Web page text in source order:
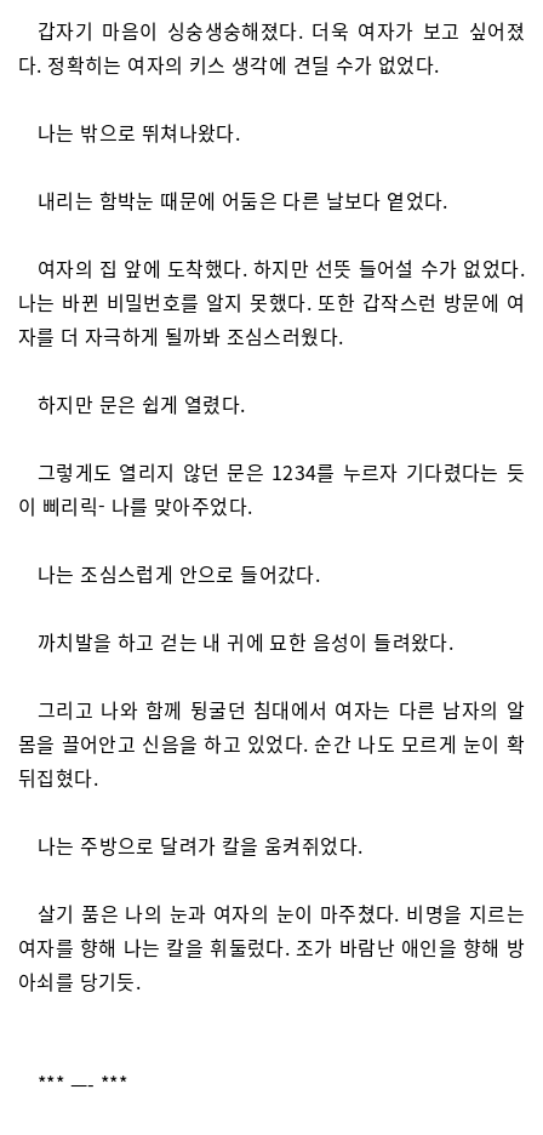
갑자기 마음이 싱숭생숭해졌다. 더욱 여자가 보고 싶어졌
다. 정확히는 여자의 키스 생각에 견딜 수가 없었다.
나는 밖으로 뛰쳐나왔다.
내리는 함박눈 때문에 어둠은 다른 날보다 옅었다.
여자의 집 앞에 도착했다. 하지만 선뜻 들어설 수가 없었다.
나는 바뀐 비밀번호를 알지 못했다. 또한 갑작스런 방문에 여
자를 더 자극하게 될까봐 조심스러웠다.
하지만 문은 쉽게 열렸다.
그렇게도 열리지 않던 문은 1234를 누르자 기다렸다는 듯
이 삐리릭- 나를 맞아주었다.
나는 조심스럽게 안으로 들어갔다.
까치발을 하고 걷는 내 귀에 묘한 음성이 들려왔다.
그리고 나와 함께 뒹굴던 침대에서 여자는 다른 남자의 알
몸을 끌어안고 신음을 하고 있었다. 순간 나도 모르게 눈이 확
뒤집혔다.
나는 주방으로 달려가 칼을 움켜쥐었다.
살기 품은 나의 눈과 여자의 눈이 마주쳤다. 비명을 지르는
여자를 향해 나는 칼을 휘둘렀다. 조가 바람난 애인을 향해 방
아쇠를 당기듯.
*** —- ***